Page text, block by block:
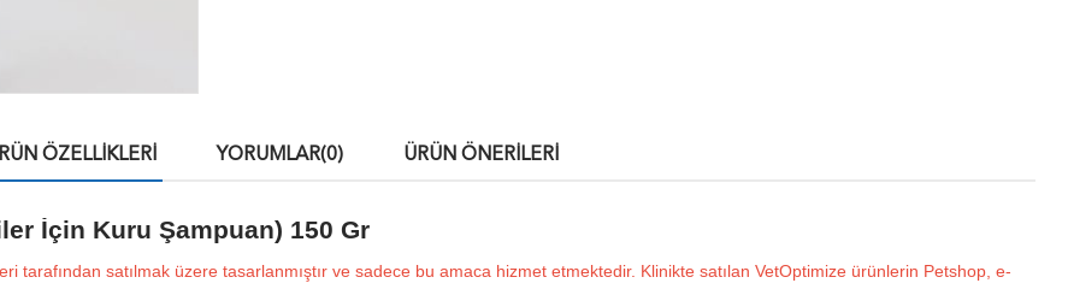
ÖZELLIKLERI YORUMLAR(0) ÜRÜN ÖNERILERI
İçin Kuru Şampuan) 150 Gr
tarafından satılmak üzere tasarlanmıştır ve sadece bu amaca hizmet etmektedir. Klinikte satılan VetOptimize ürünlerin Petshop, e-